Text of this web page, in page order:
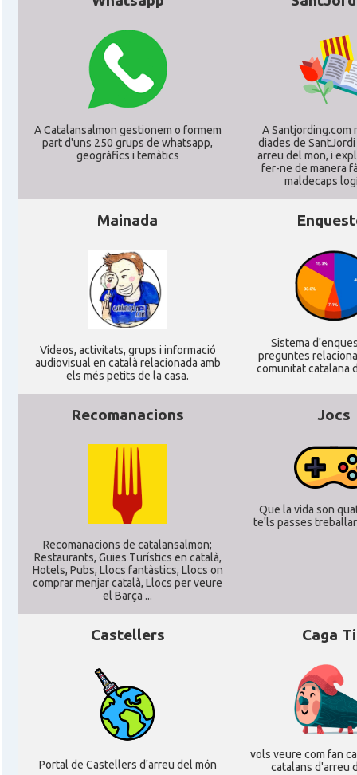
CAMON Catalans a KAISERSLAUTERN
CAMON Catalans a Karlsruhe
CAMON Catalans a KASSEL
Catalans a Koeln - Köln - Colonia
Catalans a LEIPZIG
CAMON Catalans a Mainz
Catalans a MANNHEIM
CAMON Catalans a MÜNCHEN
CAMON Catalans a NURNBERG
Catalans a OLDENBURG
Catalans a ROSTOCK
CAMON Catalans a Stuttgart
CAMON CATALANS A TÜBINGEN
Associació Catalana d'Essen E.V. /
Verein Essen E.V.
Associació Catalana d'Hamburg "El
A Catalansalmon gestionem o formem
part d'uns 250 grups de whatsapp,
geogràfics i temàtics
A Santjording.com
diades de
arreu del mon, i
fer-ne de manera
maldecaps
Mainada
Ví­deos, activitats, grups i informació
audiovisual en català relacionada amb
els més petits de la casa.
Sistema
preguntes
comunitat catalana
Recomanacions
Recomanacions de catalansalmon;
Restaurants, Guies Turístics en català,
Hotels, Pubs, Llocs fantàstics, Llocs on
comprar menjar català, Llocs per veure
el Barça ...
Jocs
Que la vida son
te'ls passes
Castellers
Portal de Castellers d'arreu del món
Caga
vols veure com fan
catalans d'arreu